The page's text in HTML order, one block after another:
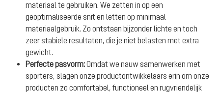
materiaal te gebruiken. We zetten in op een
geoptimaliseerde snit en letten op minimaal
materiaalgebruik. Zo ontstaan bijzonder lichte en toch
zeer stabiele resultaten, die je niet belasten met extra
gewicht.
Perfecte pasvorm:Omdat we nauw samenwerken met
sporters, slagen onze productontwikkelaars erin om onze
producten zo comfortabel, functioneel en rugvriendelijk